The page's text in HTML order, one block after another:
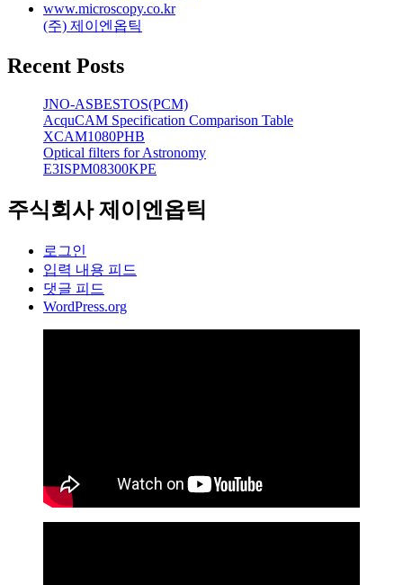
www.microscopy.co.kr
(주) 제이엔옵틱
Recent Posts
JNO-ASBESTOS(PCM)
AcquCAM Specification Comparison Table
XCAM1080PHB
Optical filters for Astronomy
E3ISPM08300KPE
주식회사 제이엔옵틱
로그인
입력 내용 피드
댓글 피드
WordPress.org